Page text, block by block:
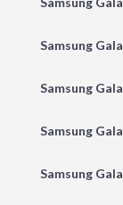
Samsung
Samsung
Samsung
Samsung